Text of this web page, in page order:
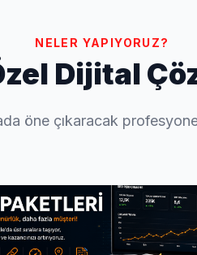
NELER YAPIYORUZ?
Dijital
öne çıkaracak